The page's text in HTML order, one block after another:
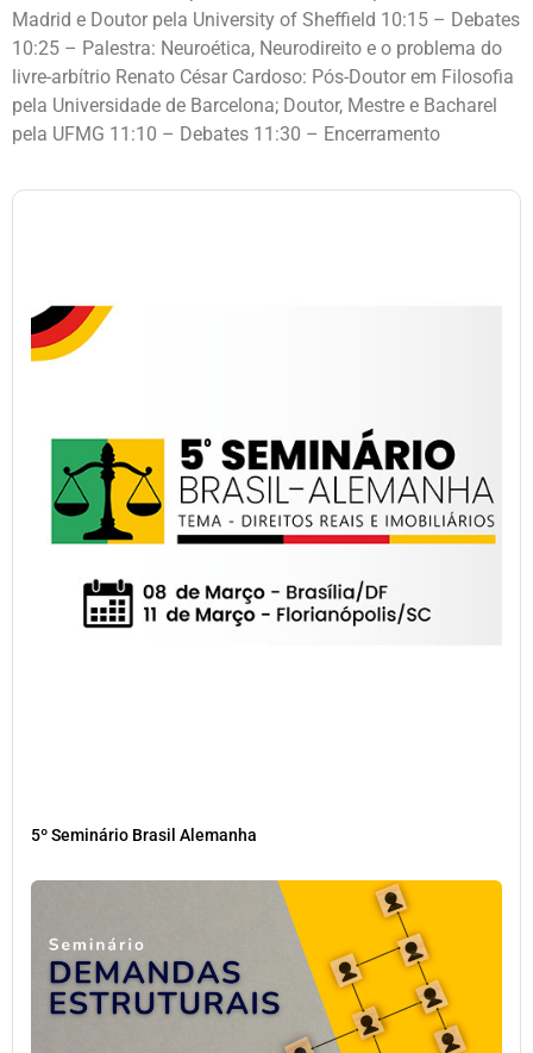
Madrid e Doutor pela University of Sheffield 10:15 – Debates
10:25 – Palestra: Neuroética, Neurodireito e o problema do
livre-arbítrio Renato César Cardoso: Pós-Doutor em Filosofia
pela Universidade de Barcelona; Doutor, Mestre e Bacharel
pela UFMG 11:10 – Debates 11:30 – Encerramento
5º Seminário Brasil Alemanha